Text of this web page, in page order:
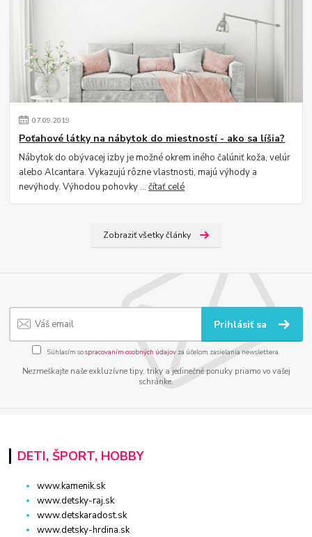
07.09.2019
Poťahové látky na nábytok do miestností - ako sa líšia?
Nábytok do obývacej izby je možné okrem iného čalúniť koža, velúr
alebo Alcantara. Vykazujú rôzne vlastnosti, majú výhody a
nevýhody. Výhodou pohovky ...čítať celé
Zobraziť všetky články
Prihlásiť sa
Súhlasím sospracovaním osobných údajov za účelom zasielania newslettera.
Nezmeškajte naše exkluzívne tipy, triky a jedinečné ponuky priamo vo vašej
schránke.
DETI, ŠPORT, HOBBY
www.kamenik.sk
www.detsky-raj.sk
www.detskaradost.sk
www.detsky-hrdina.sk